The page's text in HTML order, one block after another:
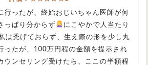
行ったが、終始おじいちゃん医師が何
っぱり分からず
にこやかで人当たり
は禿げておらず、生え際の形を少し丸
ったが、100万円程の金額を提示され
ウンセリング受けたら、ここの半額程